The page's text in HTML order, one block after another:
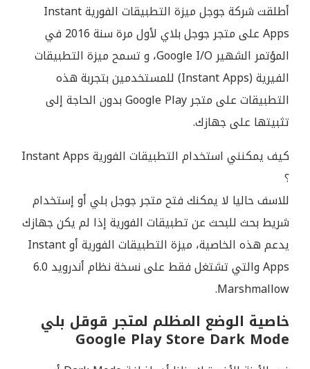
أطلقت شركة جوجل ميزة التطبيقات الفورية Instant
Apps على متجر جوجل بلاي لأول مرة سنة 2016 في
المؤتمر الشهير Google I/O، و تسمح ميزة التطبيقات
الفيرية (Instant Apps) للمستخدمين بتجربة هذه
التطبيقات على متجر Google Play بدون الحاجة إلى
تثبيتها على جهازك.
كيف يمكنني استخدام التطبيقات الفورية Instant Apps
؟
للاسف حاليا لا يمكنك فتح متجر جوجل بلي أو إستخدام
شريط بحث للبحث عن تطبيقات الفورية إذا لم يكن جهازك
يدعم هذه الخاصية، ميزة التطبيقات الفورية أو Instant
Apps والتي تشتغل فقط على نسخة نظام أندرويد 6.0
Marshmallow.
خاصية الوضع المظلم لمتجر قوقل بلي
Google Play Store Dark Mode